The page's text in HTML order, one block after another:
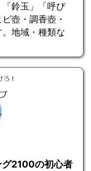
鈴玉」「呼び
壺・調香壺・
地域・種類な
グ2100の初心者